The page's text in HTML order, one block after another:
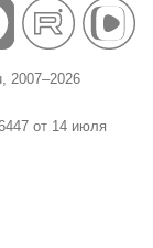
2007–2026
от 14 июля